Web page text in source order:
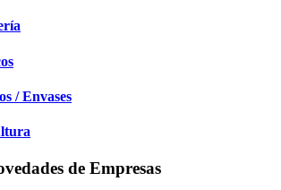
/ Envases
de Empresas